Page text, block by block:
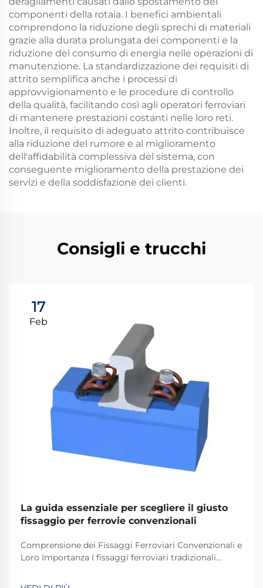
componenti della rotaia. I benefici ambientali
comprendono la riduzione degli sprechi di materiali
grazie alla durata prolungata dei componenti e la
riduzione del consumo di energia nelle operazioni di
manutenzione. La standardizzazione dei requisiti di
attrito semplifica anche i processi di
approvvigionamento e le procedure di controllo
della qualità, facilitando così agli operatori ferroviari
di mantenere prestazioni costanti nelle loro reti.
Inoltre, il requisito di adeguato attrito contribuisce
alla riduzione del rumore e al miglioramento
dell'affidabilità complessiva del sistema, con
conseguente miglioramento della prestazione dei
servizi e della soddisfazione dei clienti.
Consigli e trucchi
17
Feb
La guida essenziale per scegliere il giusto
fissaggio per ferrovie convenzionali
Comprensione dei Fissaggi Ferroviari Convenzionali e
Loro Importanza I fissaggi ferroviari tradizionali
stabili e sicuri i binari dei treni per le operazioni